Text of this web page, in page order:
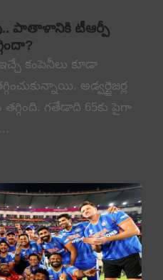
పాతాళానికి టీఆర్పీ
కంపెనీలు కూడా
అడ్వర్టైజర్ల
గతేడాది 65కు పైగా